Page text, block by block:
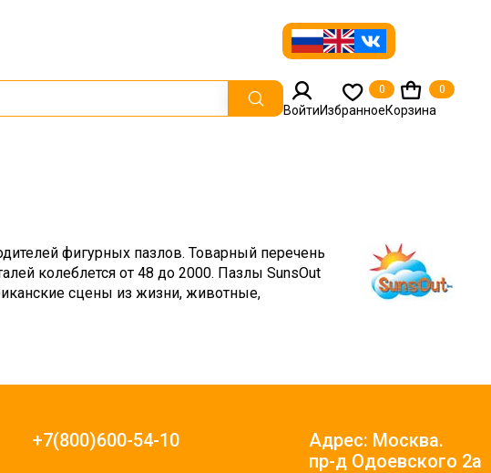
ВойтиИзбранное
0
Корзина
0
фигурных пазлов. Товарный перечень
колеблется от 48 до 2000. Пазлы SunsOut
сцены из жизни, животные,
+7(800)600-54-10
Адрес: Москва.
пр-д Одоевского 2а